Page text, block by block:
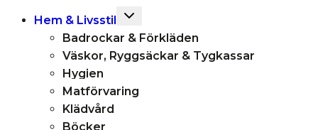
Hem & Livsstil
Toggle
menu
Badrockar & Förkläden
Väskor, Ryggsäckar & Tygkassar
Hygien
Matförvaring
Klädvård
Böcker